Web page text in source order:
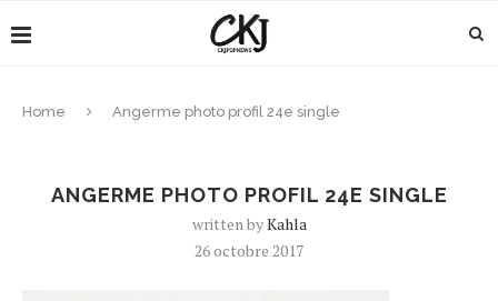
Home Angerme photo profil 24e single
ANGERME PHOTO PROFIL 24E SINGLE
written byKahla
26 octobre 2017